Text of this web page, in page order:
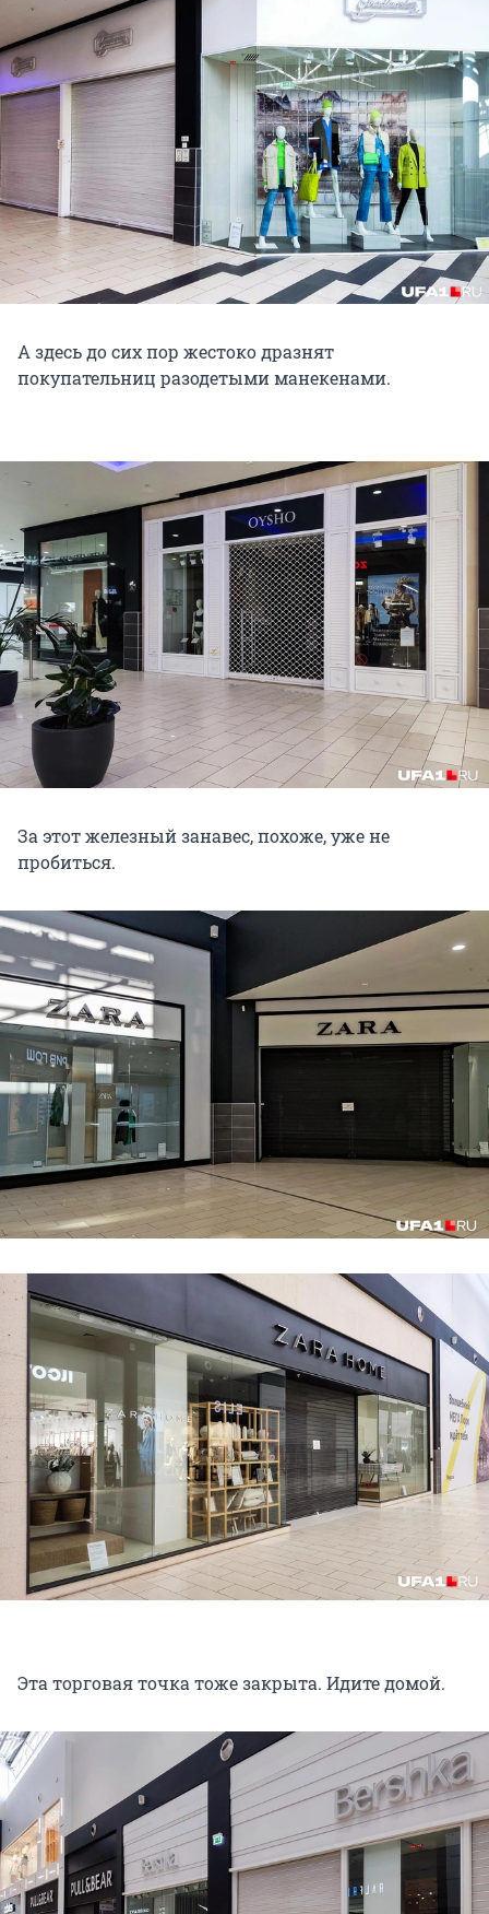
А здесь до сих пор жестоко дразнят
покупательниц разодетыми манекенами.
За этот железный занавес, похоже, уже не
пробиться.
Эта торговая точка тоже закрыта. Идите домой.